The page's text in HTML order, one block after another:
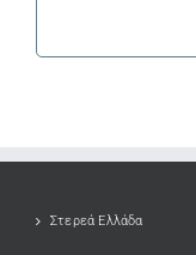
Στερεά Ελλάδα